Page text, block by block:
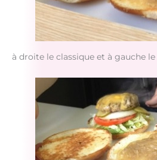
à droite le classique et à gauche